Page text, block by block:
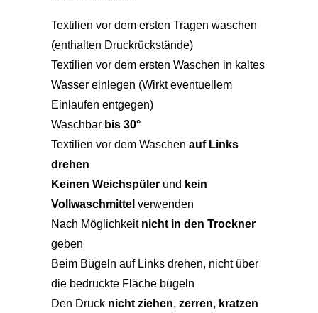
Textilien vor dem ersten Tragen waschen
(enthalten Druckrückstände)
Textilien vor dem ersten Waschen in kaltes
Wasser einlegen (Wirkt eventuellem
Einlaufen entgegen)
Waschbar bis 30°
Textilien vor dem Waschen auf Links
drehen
Keinen Weichspüler und kein
Vollwaschmittel verwenden
Nach Möglichkeit nicht in den Trockner
geben
Beim Bügeln auf Links drehen, nicht über
die bedruckte Fläche bügeln
Den Druck nicht ziehen, zerren, kratzen